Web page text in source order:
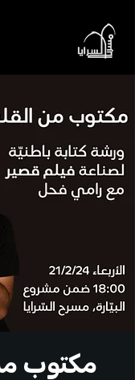
مكتوب